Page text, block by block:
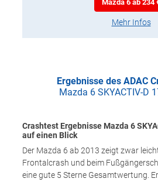
Mazda 6 ab 234
Mehr Infos
Ergebnisse des ADAC
Mazda 6 SKYACTIV-D
Crashtest Ergebnisse Mazda 6
auf einen Blick
Der Mazda 6 ab 2013 zeigt zwar
Frontalcrash und beim
eine gute 5 Sterne Gesamtwertung.